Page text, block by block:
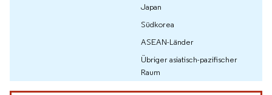
Japan
Südkorea
ASEAN-Länder
Übriger asiatisch-pazifischer
Raum